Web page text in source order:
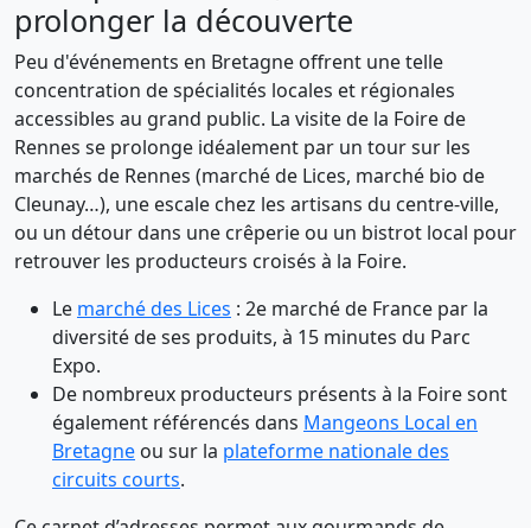
prolonger la découverte
Peu d'événements en Bretagne offrent une telle
concentration de spécialités locales et régionales
accessibles au grand public. La visite de la Foire de
Rennes se prolonge idéalement par un tour sur les
marchés de Rennes (marché de Lices, marché bio de
Cleunay…), une escale chez les artisans du centre-ville,
ou un détour dans une crêperie ou un bistrot local pour
retrouver les producteurs croisés à la Foire.
Le marché des Lices : 2e marché de France par la
diversité de ses produits, à 15 minutes du Parc
Expo.
De nombreux producteurs présents à la Foire sont
également référencés dans Mangeons Local en
Bretagne ou sur la plateforme nationale des
circuits courts.